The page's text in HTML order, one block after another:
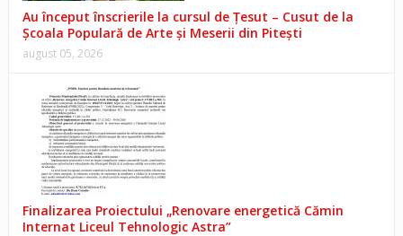
Au început înscrierile la cursul de Țesut – Cusut de la
Școala Populară de Arte și Meserii din Pitești
august 05, 2026
Finalizarea Proiectului „Renovare energetică Cămin
Internat Liceul Tehnologic Astra”